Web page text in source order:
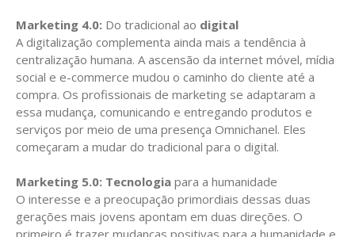
Marketing 4.0: Do tradicional ao digital
A digitalização complementa ainda mais a tendência à
centralização humana. A ascensão da internet móvel, mídia
social e e-commerce mudou o caminho do cliente até a
compra. Os profissionais de marketing se adaptaram a
essa mudança, comunicando e entregando produtos e
serviços por meio de uma presença Omnichanel. Eles
começaram a mudar do tradicional para o digital.
Marketing 5.0: Tecnologia para a humanidade
O interesse e a preocupação primordiais dessas duas
gerações mais jovens apontam em duas direções. O
primeiro é trazer mudanças positivas para a humanidade e